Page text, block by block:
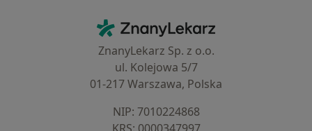
ZnanyLekarz - Strona główna
ZnanyLekarz Sp. z o.o.
ul. Kolejowa 5/7
01-217 Warszawa, Polska
NIP: ⁠7010224868